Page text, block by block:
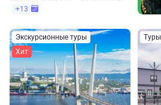
+13
Экскурсионные туры
Хит